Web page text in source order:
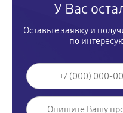
У Вас
Оставьте заявку и
по